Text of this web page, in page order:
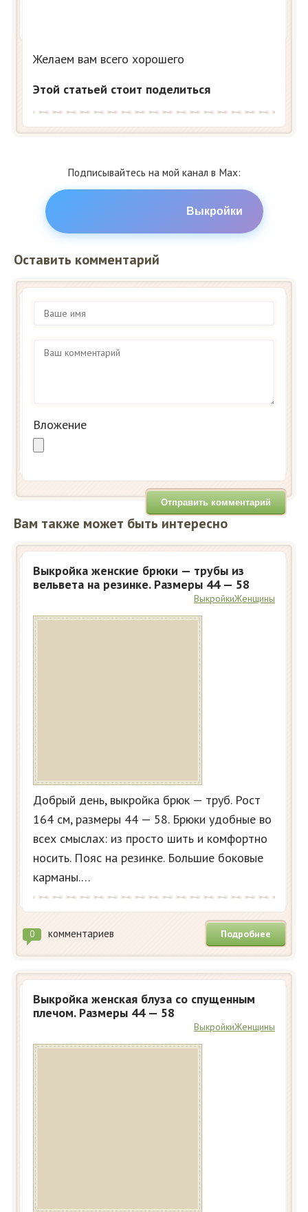
Желаем вам всего хорошего
Этой статьей стоит поделиться
Подписывайтесь на мой канал в Max:
Выкройки
Оставить комментарий
Вложение
Вам также может быть интересно
Выкройка женские брюки — трубы из
вельвета на резинке. Размеры 44 — 58
ВыкройкиЖенщины
Добрый день, выкройка брюк — труб. Рост
164 см, размеры 44 — 58. Брюки удобные во
всех смыслах: из просто шить и комфортно
носить. Пояс на резинке. Большие боковые
карманы.…
0 комментариев Подробнее
Выкройка женская блуза со спущенным
плечом. Размеры 44 — 58
ВыкройкиЖенщины